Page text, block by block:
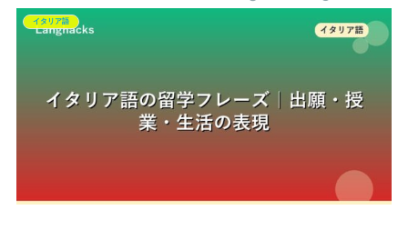
イタリア語